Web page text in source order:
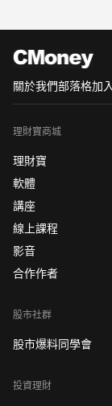
關於我們部落格加
理財寶商城
理財寶
軟體
講座
線上課程
影音
合作作者
股市社群
股市爆料同學會
投資理財